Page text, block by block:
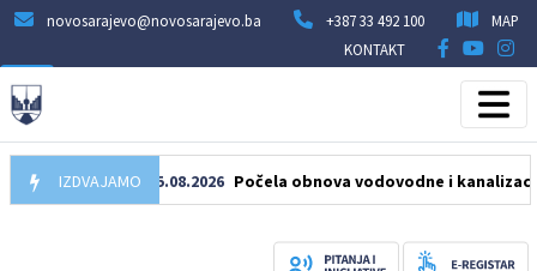
novosarajevo@novosarajevo.ba +387 33 492 100
MAP
KONTAKT
IZDVAJAMO
05.08.2026 Počela obnova vodovodne i kanalizacione